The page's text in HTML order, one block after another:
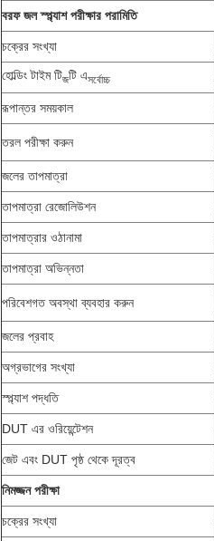
বরফ জল স্প্ল্যাশ পরীক্ষার পরামিতি
চক্রের সংখ্যা
হোল্ডিং টাইম টিজটি এসর্বোচ্চ
রূপান্তর সময়কাল
তরল পরীক্ষা করুন
জলের তাপমাত্রা
তাপমাত্রা রেজোলিউশন
তাপমাত্রার ওঠানামা
তাপমাত্রা অভিন্নতা
পরিবেশগত অবস্থা ব্যবহার করুন
জলের প্রবাহ
অগ্রভাগের সংখ্যা
স্প্ল্যাশ পদ্ধতি
DUT এর ওরিয়েন্টেশন
জেট এবং DUT পৃষ্ঠ থেকে দূরত্ব
নিমজ্জন পরীক্ষা
চক্রের সংখ্যা